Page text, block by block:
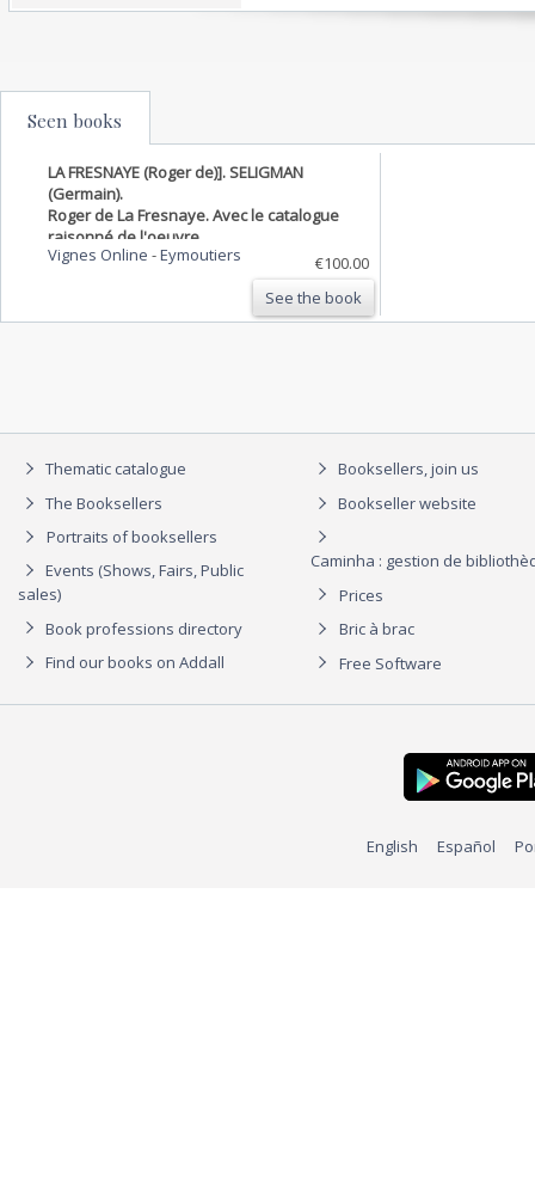
Seen books
LA FRESNAYE (Roger de)]. SELIGMAN
(Germain).
Roger de La Fresnaye. Avec le catalogue
raisonné de l'oeuvre.
Vignes Online -Eymoutiers
€100.00
See the book
Thematic catalogue
The Booksellers
Portraits of booksellers
Events (Shows, Fairs, Public
sales)
Book professions directory
Find our books on Addall
Booksellers, join us
Bookseller website
Caminha : gestion de
Prices
Bric à brac
Free Software
English Español